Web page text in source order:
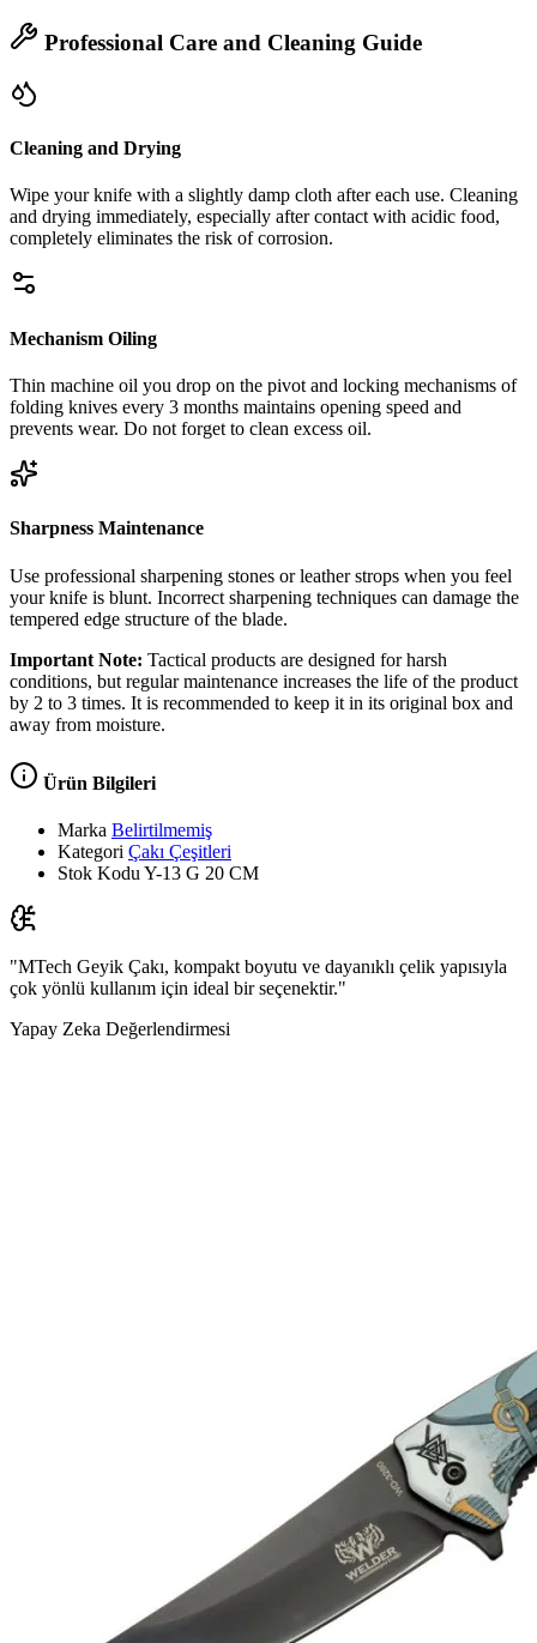
Professional Care and Cleaning Guide
Cleaning and Drying
Wipe your knife with a slightly damp cloth after each use. Cleaning
and drying immediately, especially after contact with acidic food,
completely eliminates the risk of corrosion.
Mechanism Oiling
Thin machine oil you drop on the pivot and locking mechanisms of
folding knives every 3 months maintains opening speed and
prevents wear. Do not forget to clean excess oil.
Sharpness Maintenance
Use professional sharpening stones or leather strops when you feel
your knife is blunt. Incorrect sharpening techniques can damage the
tempered edge structure of the blade.
Important Note: Tactical products are designed for harsh
conditions, but regular maintenance increases the life of the product
by 2 to 3 times. It is recommended to keep it in its original box and
away from moisture.
Ürün Bilgileri
Marka Belirtilmemiş
Kategori Çakı Çeşitleri
Stok Kodu Y-13 G 20 CM
"MTech Geyik Çakı, kompakt boyutu ve dayanıklı çelik yapısıyla
çok yönlü kullanım için ideal bir seçenektir."
Yapay Zeka Değerlendirmesi